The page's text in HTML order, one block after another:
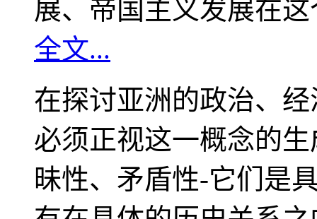
展、帝国主义发展在
全文...
在探讨亚洲的政治、
必须正视这一概念的
昧性、矛盾性-它们是